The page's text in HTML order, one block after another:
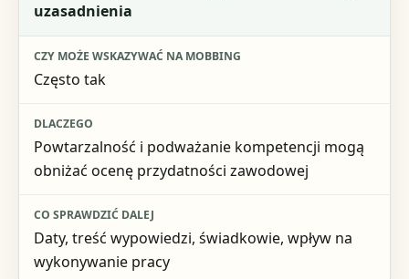
Dlaczego
uzasadnienia
Często tak
Powtarzalność i podważanie kompetencji mogą
obniżać ocenę przydatności zawodowej
Daty, treść wypowiedzi, świadkowie, wpływ na
wykonywanie pracy